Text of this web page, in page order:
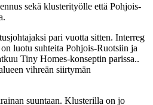
sekä klusterityölle että Pohjois-
pari vuotta sitten. Interreg
luotu suhteita Pohjois-Ruotsiin ja
Tiny Homes-konseptin parissa..
vihreän siirtymän
suuntaan. Klusterilla on jo